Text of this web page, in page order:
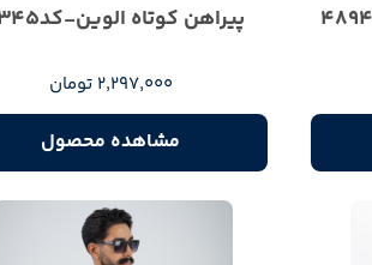
پیراهن کوتاه الوین-کد5345
2,297,000 تومان
مشاهده محصول